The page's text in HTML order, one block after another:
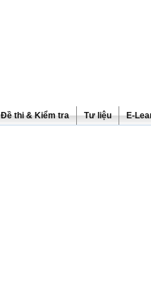
Đề thi & Kiểm tra Tư liệu E-